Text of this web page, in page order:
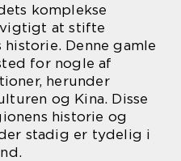
komplekse
at stifte
Denne gamle
for nogle af
herunder
og Kina. Disse
historie og
stadig er tydelig i